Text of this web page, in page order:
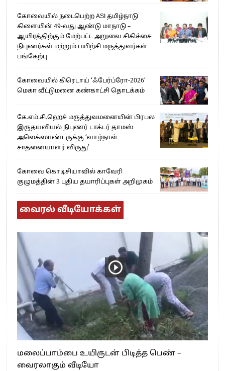
கோவையில் நடைபெற்ற ASI தமிழ்நாடு
கிளையின் 49-வது ஆண்டு மாநாடு –
ஆயிரத்திற்கும் மேற்பட்ட அறுவை சிகிச்சை
நிபுணர்கள் மற்றும் பயிற்சி மருத்துவர்கள்
பங்கேற்பு
கோவையில் கிரெடாய் ‘ஃபேர்ப்ரோ-2026’
மெகா வீட்டுமனை கண்காட்சி தொடக்கம்
கே.எம்.சி.ஹெச் மருத்துவமனையின் பிரபல
இருதயவியல் நிபுணர் டாக்டர் தாமஸ்
அலெக்ஸாண்டருக்கு ‘வாழ்நாள்
சாதனையாளர் விருது’
கோவை கொடிசியாவில் காவேரி
குழுமத்தின் 3 புதிய தயாரிப்புகள் அறிமுகம்
வைரல் வீடியோக்கள்
மலைப்பாம்பை உயிருடன் பிடித்த பெண் –
வைரலாகும் வீடியோ